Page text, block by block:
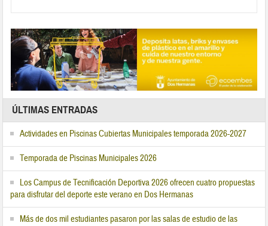
ÚLTIMAS ENTRADAS
Actividades en Piscinas Cubiertas Municipales temporada 2026-2027
Temporada de Piscinas Municipales 2026
Los Campus de Tecnificación Deportiva 2026 ofrecen cuatro propuestas
para disfrutar del deporte este verano en Dos Hermanas
Más de dos mil estudiantes pasaron por las salas de estudio de las